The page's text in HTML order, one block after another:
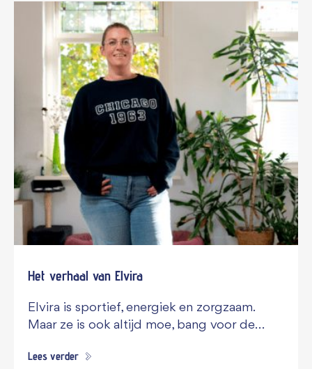
Het verhaal van Elvira
Elvira is sportief, energiek en zorgzaam.
Maar ze is ook altijd moe, bang voor de…
Lees verder